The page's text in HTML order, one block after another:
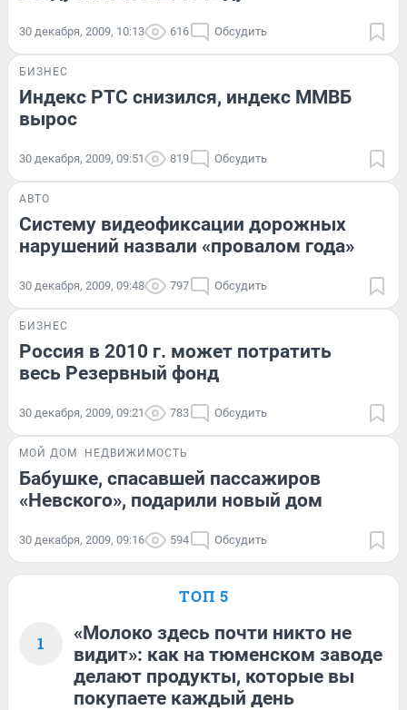
30 декабря, 2009, 10:13 616 Обсудить
БИЗНЕС
Индекс РТС снизился, индекс ММВБ
вырос
30 декабря, 2009, 09:51 819 Обсудить
АВТО
Систему видеофиксации дорожных
нарушений назвали «провалом года»
30 декабря, 2009, 09:48 797 Обсудить
БИЗНЕС
Россия в 2010 г. может потратить
весь Резервный фонд
30 декабря, 2009, 09:21 783 Обсудить
МОЙ ДОМ НЕДВИЖИМОСТЬ
Бабушке, спасавшей пассажиров
«Невского», подарили новый дом
30 декабря, 2009, 09:16 594 Обсудить
ТОП 5
1
«Молоко здесь почти никто не
видит»: как на тюменском заводе
делают продукты, которые вы
покупаете каждый день